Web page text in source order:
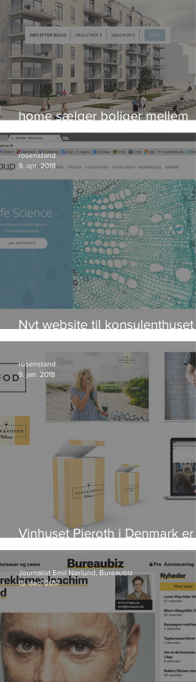
home sælger boliger mellem
himmel og hav
Nyt website til konsulenthuset
IRIS Group
rosenstand
9. apr. 2018
Vinhuset Pieroth i Denmark er
blevet til Noer & Kofod Wines
rosenstand
9. jan. 2018
Journalist Emil Nørlund, Bureaubiz
15. dec. 2017